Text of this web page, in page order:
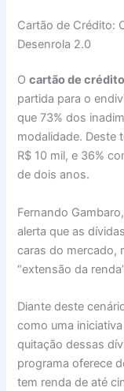
Cartão de Crédito:
Desenrola 2.0
Ocartão de crédito
partida para o
que 73% dos
modalidade. Deste
R$ 10 mil, e 36%
de dois anos.
Fernando
alerta que as
caras do mercado,
“extensão da
Diante deste
como uma
quitação dessas
programa oferece
tem renda de até